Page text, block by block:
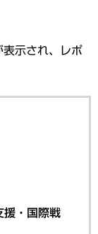
示され、レポ
援・国際戦